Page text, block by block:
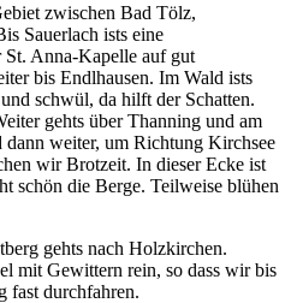
zwischen Bad Tölz,
Sauerlach ists eine
St. Anna-Kapelle auf gut
bis Endlhausen. Im Wald ists
schwül, da hilft der Schatten.
gehts über Thanning und am
weiter, um Richtung Kirchsee
wir Brotzeit. In dieser Ecke ist
schön die Berge. Teilweise blühen
gehts nach Holzkirchen.
mit Gewittern rein, so dass wir bis
fast durchfahren.